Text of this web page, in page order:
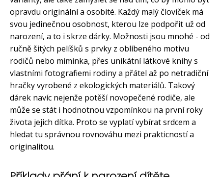
opravdu originální a osobité. Každý malý človíček má
svou jedinečnou osobnost, kterou lze podpořit už od
narození, a to i skrze dárky. Možnosti jsou mnohé - od
ručně šitých pelíšků s prvky z oblíbeného motivu
rodičů nebo miminka, přes unikátní látkové knihy s
vlastními fotografiemi rodiny a přátel až po netradiční
hračky vyrobené z ekologických materiálů. Takový
dárek navíc nejenže potěší novopečené rodiče, ale
může se stát i hodnotnou vzpomínkou na první roky
života jejich dítka. Proto se vyplatí vybírat srdcem a
hledat tu správnou rovnováhu mezi prakticností a
originalitou.